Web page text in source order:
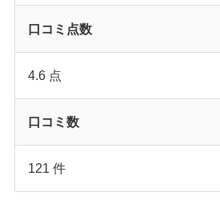
口コミ点数
4.6 点
口コミ数
121 件